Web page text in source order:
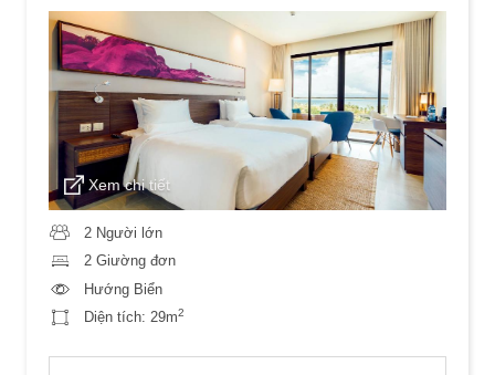
Xem chi tiết
2 Người lớn
2 Giường đơn
Hướng Biển
Diện tích: 29m2